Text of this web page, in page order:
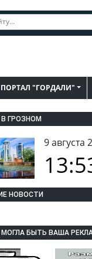
ПОРТАЛ "ГОРДАЛИ"
ГРОЗНОМ
9 августа
НОВОСТИ
БЫТЬ ВАША